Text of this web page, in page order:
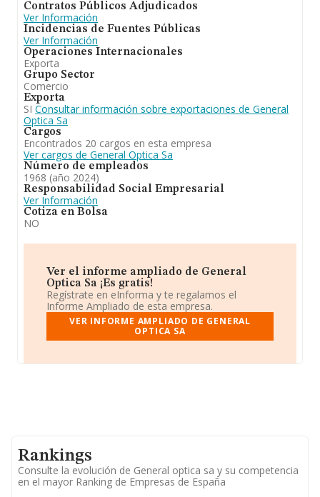
significativo respecto al año anterior (2023), sin
embargo, en cuanto a la posición en el ranking de la
provincia de Barcelona, la empresa ha perdido
posiciones frente al 2023.
Contratos Públicos Adjudicados
Ver Información
Incidencias de Fuentes Públicas
Ver Información
Operaciones Internacionales
Exporta
Grupo Sector
Comercio
Exporta
SI Consultar información sobre exportaciones de General
Optica Sa
Cargos
Encontrados 20 cargos en esta empresa
Ver cargos de General Optica Sa
Número de empleados
1968 (año 2024)
Responsabilidad Social Empresarial
Ver Información
Cotiza en Bolsa
NO
Ver el informe ampliado de General
Optica Sa ¡Es gratis!
Regístrate en eInforma y te regalamos el
Informe Ampliado de esta empresa.
VER INFORME AMPLIADO DE GENERAL
OPTICA SA
Rankings
Consulte la evolución de General optica sa y su competencia
en el mayor Ranking de Empresas de España